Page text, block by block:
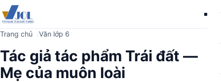
Trang chủ Văn lớp 6
Tác giả tác phẩm Trái đất —
Mẹ của muôn loài